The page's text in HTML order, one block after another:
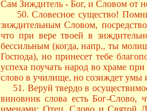
Сам Зиждитель - Бог, и Словом от
50. Словесное существо! Помни,
зиждительным Словом,
что при вере твоей в
бессильным (когда, напр., ты
Господа), но принесет тебе
успеха поучать народ во храме
слово в училище, но созиждет умы
51. Веруй твердо в
виновник слова есть Бог-
именами: Отец, Слово и Святой